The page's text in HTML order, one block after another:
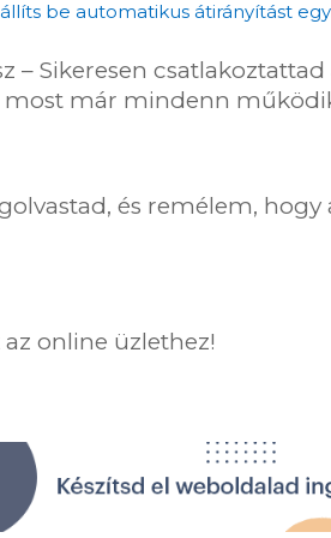
– Sikeresen
most már mindenn
és remélem,
online üzlethez!